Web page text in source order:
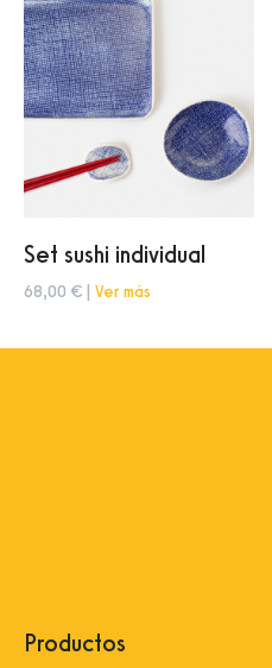
Set sushi individual
68,00 € | Ver más
Productos